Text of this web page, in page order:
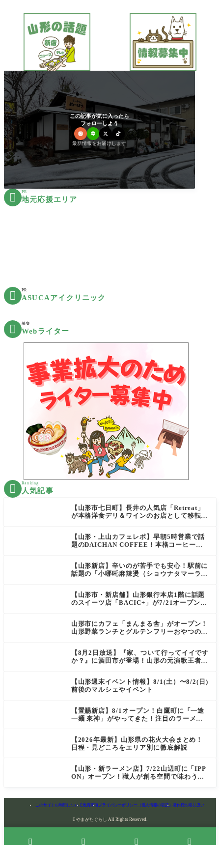
この記事が気に入ったら
フォローしよう
最新情報をお届けします
 PR
地元応援エリア
 PR
ASUCAアイクリニック
 募集
Webライター
 Ranking
人気記事
【山形市七日町】長井の人気店「Retreat」
が本格洋食デリ＆ワインのお店として移転オ
【山形・上山カフェレポ】早朝5時営業で話
題のDAICHAN COFFEE！本格コーヒーを
【山形新店】辛いのが苦手でも安心！駅前に
話題の「小哪吒麻辣燙（ショウナタマーラー
【山形市・新店舗】山形銀行本店1階に話題
のスイーツ店「BACIC+」が7/21オープン！
山形市にカフェ「まんまる舎」がオープン！
山形野菜ランチとグルテンフリーおやつの新
【8月2日放送】『家、ついて行ってイイです
か？』に酒田市が登場！山形の元演歌王者
【山形週末イベント情報】8/1(土）〜8/2(日)
前後のマルシェやイベント
【置賜新店】8/1オープン！白鷹町に「一途
一麺 來神」がやってきた！注目のラーメン
【2026年最新】山形県の花火大会まとめ！
日程・見どころをエリア別に徹底解説
【山形・新ラーメン店】7/22山辺町に「IPP
ON」オープン！職人が創る空間で味わう
このサイトの利用について免責事項プライバシーポリシー（個人情報の取扱） 著作権の取り扱い
 やまがたぐらし All Rights Reserved.
   